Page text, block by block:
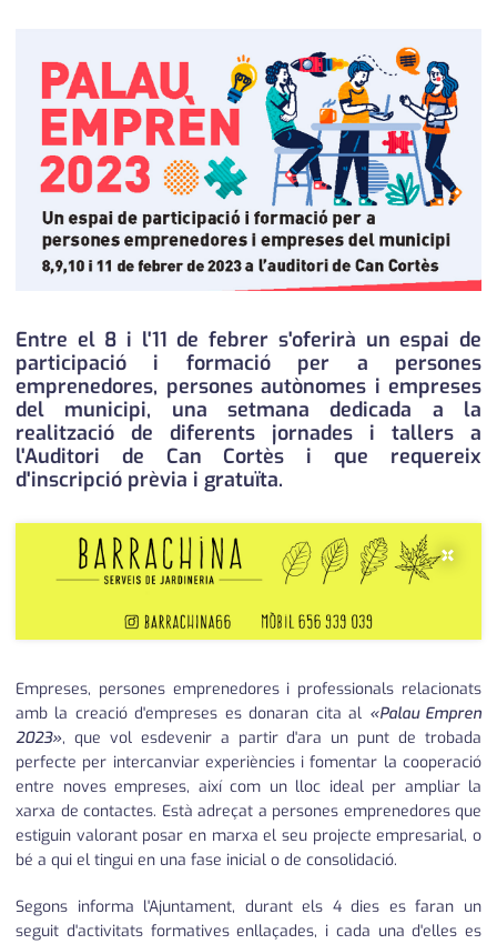
medi ambient
opinió
política
promo serveis
reportatge
serveis
societat
successos
editorial
calendari
Entre el 8 i l'11 de febrer s'oferirà un espai de
participació i formació per a persones
emprenedores, persones autònomes i empreses
del municipi, una setmana dedicada a la
realització de diferents jornades i tallers a
l'Auditori de Can Cortès i que requereix
d'inscripció prèvia i gratuïta.
×
Empreses, persones emprenedores i professionals relacionats
amb la creació d'empreses es donaran cita al «Palau Empren
2023», que vol esdevenir a partir d'ara un punt de trobada
perfecte per intercanviar experiències i fomentar la cooperació
entre noves empreses, així com un lloc ideal per ampliar la
xarxa de contactes. Està adreçat a persones emprenedores que
estiguin valorant posar en marxa el seu projecte empresarial, o
bé a qui el tingui en una fase inicial o de consolidació.
Segons informa l'Ajuntament, durant els 4 dies es faran un
seguit d'activitats formatives enllaçades, i cada una d'elles es